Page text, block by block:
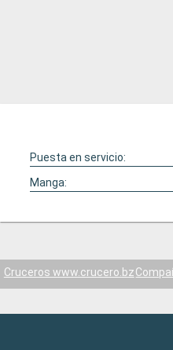
Puesta en servicio:
Manga:
Cruceros www.crucero.bz